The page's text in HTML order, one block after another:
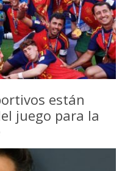
están
juego para la